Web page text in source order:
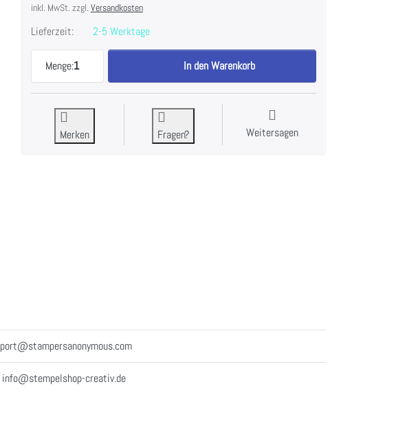
inkl. MwSt. zzgl. Versandkosten
Lieferzeit: 2-5 Werktage
Menge:1
Tim Holtz Layered Stencil 4.125"X8.5"-Treads zu 6,99 €, Menge 1.
In den Warenkorb
Merken Fragen? Weitersagen
creativ.de